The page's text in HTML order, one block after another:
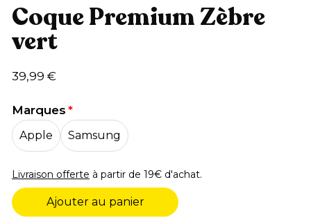
Coque Premium Zèbre
vert
Prix
39,99 €39,99
Marques
Apple Samsung
Livraison offerte à partir de 19€ d'achat.
Ajouter au panier